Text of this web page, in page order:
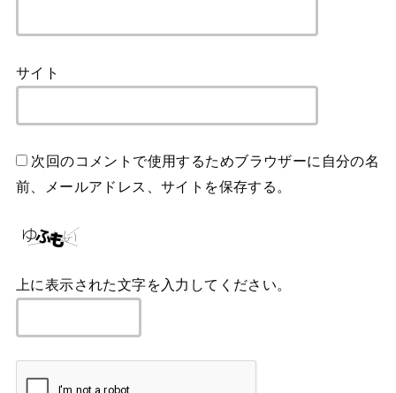
サイト
次回のコメントで使用するためブラウザーに自分の名
前、メールアドレス、サイトを保存する。
上に表示された文字を入力してください。